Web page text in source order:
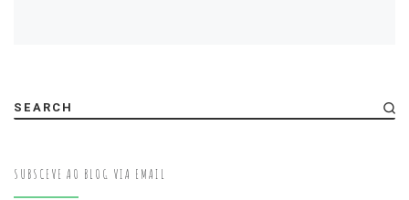
SEARCH
SUBSCEVE AO BLOG VIA EMAIL